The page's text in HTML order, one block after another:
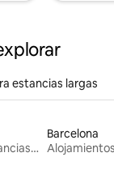
estancias largas
Alojamientos para estancias largas
Barcelona